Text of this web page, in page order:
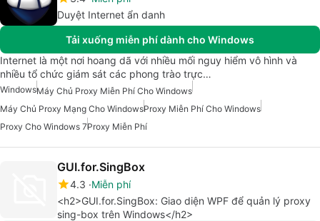
Duyệt Internet ẩn danh
Tải xuống miễn phí dành cho Windows
Internet là một nơi hoang dã với nhiều mối nguy hiểm vô hình và
nhiều tổ chức giám sát các phong trào trực…
WindowsMáy Chủ Proxy Miễn Phí Cho Windows
Máy Chủ Proxy Mạng Cho WindowsProxy Miễn Phí Cho Windows
Proxy Cho Windows 7Proxy Miễn Phí
GUI.for.SingBox
4.3 Miễn phí
<h2>GUI.for.SingBox: Giao diện WPF để quản lý proxy
sing-box trên Windows</h2>